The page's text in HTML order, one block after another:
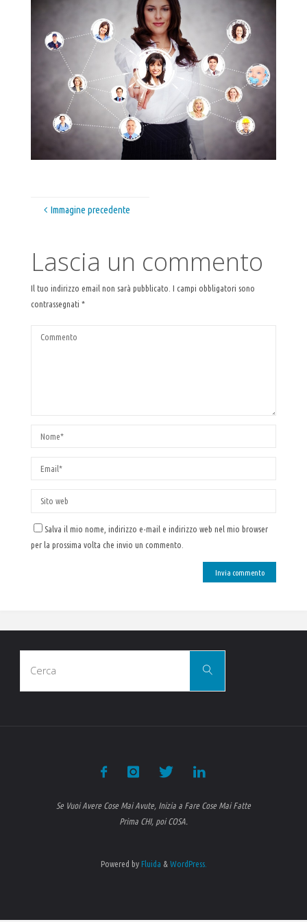
Immagine precedente
Lascia un commento
Il tuo indirizzo email non sarà pubblicato. I campi obbligatori sono
contrassegnati *
Salva il mio nome, indirizzo e-mail e indirizzo web nel mio browser
per la prossima volta che invio un commento.
Cerca
Se Vuoi Avere Cose Mai Avute, Inizia a Fare Cose Mai Fatte
Prima CHI, poi COSA.
Powered byFluida & WordPress.